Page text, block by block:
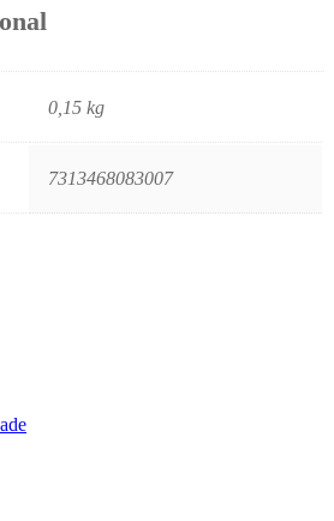
0,15 kg
7313468083007